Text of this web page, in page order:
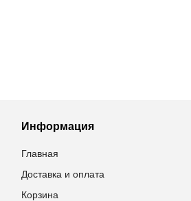
Информация
Главная
Доставка и оплата
Корзина